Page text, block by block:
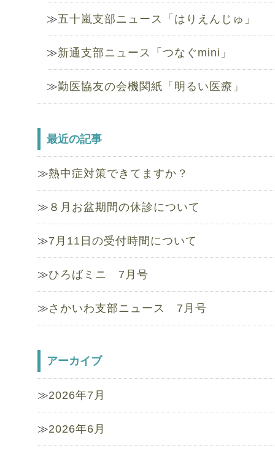
五十嵐支部ニュース「はりえんじゅ」
新通支部ニュース「つなぐmini」
勤医協友の会機関紙「明るい医療」
最近の記事
熱中症対策できてますか？
８月お盆期間の休診について
7月11日の受付時間について
ひろばミニ 7月号
さかいわ支部ニュース 7月号
アーカイブ
2026年7月
2026年6月